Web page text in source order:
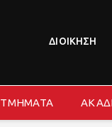
ΔΙΟΙΚΗΣΗ
ΤΜΗΜΑΤΑ